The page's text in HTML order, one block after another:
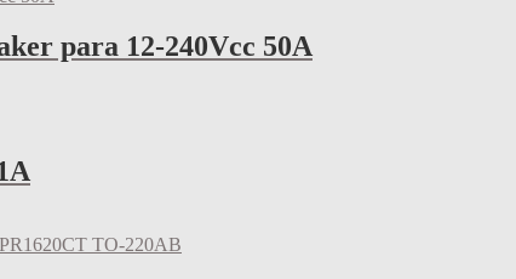
para 12-240Vcc 50A